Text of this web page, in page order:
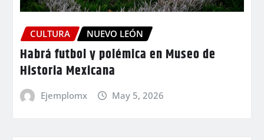
CULTURA NUEVO LEÓN
Habrá futbol y polémica en Museo de
Historia Mexicana
Ejemplomx May 5, 2026